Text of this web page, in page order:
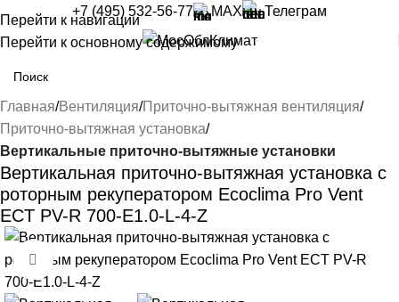
Перейти к навигации
Перейти к основному содержимому
+7 (495) 532-56-77 MAX Телеграм
Главная Вентиляция Приточно-вытяжная вентиляция
Приточно-вытяжная установка
Вертикальные приточно-вытяжные установки
Вертикальная приточно-вытяжная установка с
роторным рекуператором Ecoclima Pro Vent
ECT PV-R 700-E1.0-L-4-Z
Нажмите, чтобы увеличить